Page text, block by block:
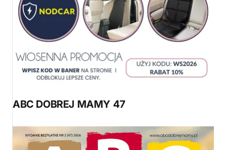
ABC DOBREJ MAMY 47